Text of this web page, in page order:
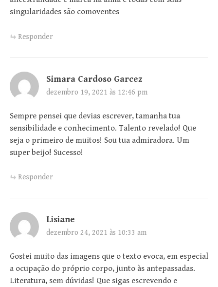
singularidades são comoventes
Responder
Simara Cardoso Garcez
dezembro 19, 2021 às 12:46 pm
Sempre pensei que devias escrever, tamanha tua
sensibilidade e conhecimento. Talento revelado! Que
seja o primeiro de muitos! Sou tua admiradora. Um
super beijo! Sucesso!
Responder
Lisiane
dezembro 24, 2021 às 10:33 am
Gostei muito das imagens que o texto evoca, em especial
a ocupação do próprio corpo, junto às antepassadas.
Literatura, sem dúvidas! Que sigas escrevendo e